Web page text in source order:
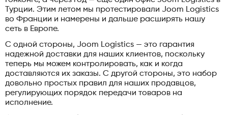
Турции. Этим летом мы протестировали Joom Logistics
во Франции и намерены и дальше расширять нашу
сеть в Европе.
С одной стороны, Joom Logistics — это гарантия
надежной доставки для наших клиентов, поскольку
теперь мы можем контролировать, как и когда
доставляются их заказы. С другой стороны, это набор
довольно простых правил для наших продавцов,
регулирующих порядок передачи товаров на
исполнение.